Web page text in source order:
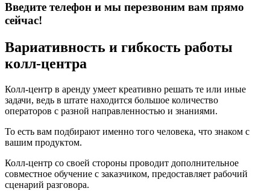
Введите телефон и мы перезвоним вам прямо
сейчас!
Вариативность и гибкость работы
колл-центра
Колл-центр в аренду умеет креативно решать те или иные
задачи, ведь в штате находится большое количество
операторов с разной направленностью и знаниями.
То есть вам подбирают именно того человека, что знаком с
вашим продуктом.
Колл-центр со своей стороны проводит дополнительное
совместное обучение с заказчиком, предоставляет рабочий
сценарий разговора.